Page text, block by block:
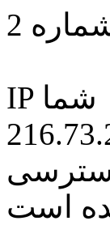
2
IP شما
است